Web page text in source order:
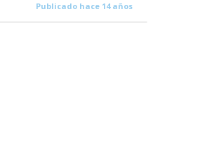
Publicado hace 14 años